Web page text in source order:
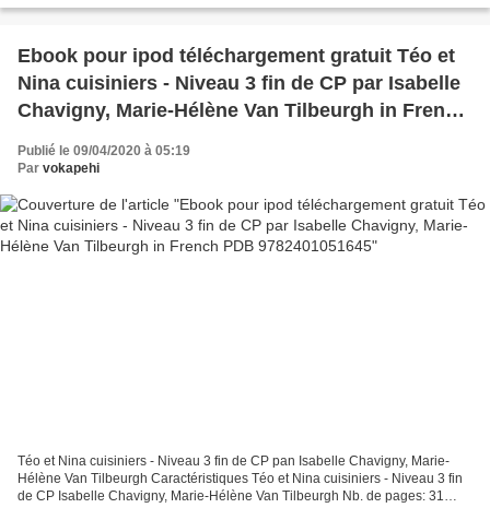
Ebook pour ipod téléchargement gratuit Téo et
Nina cuisiniers - Niveau 3 fin de CP par Isabelle
Chavigny, Marie-Hélène Van Tilbeurgh in French
PDB 9782401051645
Publié le 09/04/2020 à 05:19
Par vokapehi
Téo et Nina cuisiniers - Niveau 3 fin de CP pan Isabelle Chavigny, Marie-
Hélène Van Tilbeurgh Caractéristiques Téo et Nina cuisiniers - Niveau 3 fin
de CP Isabelle Chavigny, Marie-Hélène Van Tilbeurgh Nb. de pages: 31